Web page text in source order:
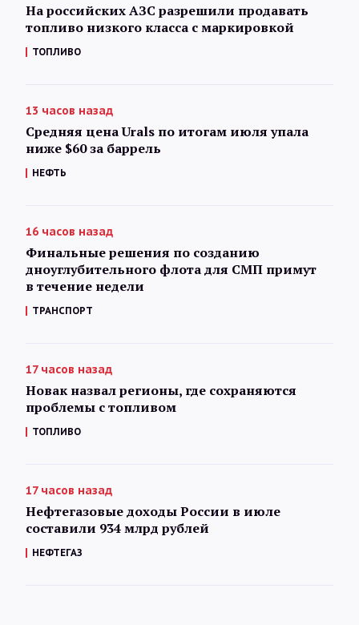
На российских АЗС разрешили продавать
топливо низкого класса с маркировкой
ТОПЛИВО
13 часов назад
Средняя цена Urals по итогам июля упала
ниже $60 за баррель
НЕФТЬ
16 часов назад
Финальные решения по созданию
дноуглубительного флота для СМП примут
в течение недели
ТРАНСПОРТ
17 часов назад
Новак назвал регионы, где сохраняются
проблемы с топливом
ТОПЛИВО
17 часов назад
Нефтегазовые доходы России в июле
составили 934 млрд рублей
НЕФТЕГАЗ